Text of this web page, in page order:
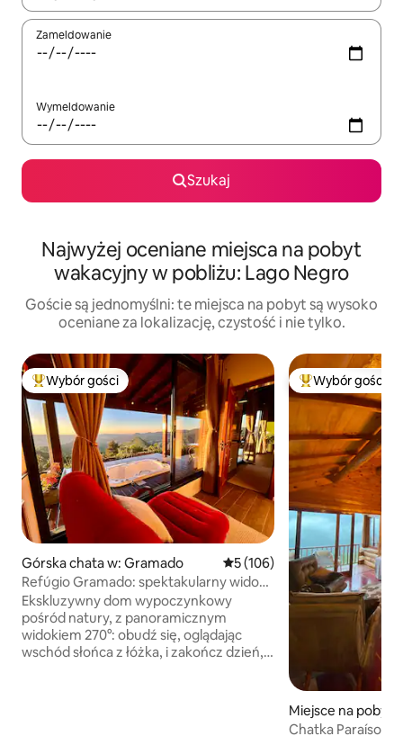
Zameldowanie
Wymeldowanie
Szukaj
Najwyżej oceniane miejsca na pobyt
wakacyjny w pobliżu: Lago Negro
Goście są jednomyślni: te miejsca na pobyt są wysoko
oceniane za lokalizację, czystość i nie tylko.
Najpopularniejsze z kategorii Wybór gości
Wybór gości
Górska chata w: Gramado Średnia ocena: 5 na 5, liczba
5 (106)
Refúgio Gramado: spektakularny widok
na Serra Gaúcha
Ekskluzywny dom wypoczynkowy
pośród natury, z panoramicznym
widokiem 270°: obudź się, oglądając
wschód słońca z łóżka, i zakończ dzień,
Wybór gości
Miejsce na pobyt
do
Chatka Paraíso -